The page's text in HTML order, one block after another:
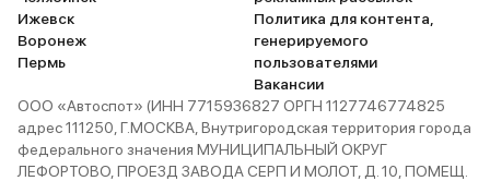
Ижевск
Воронеж
Пермь
Политика для контента,
генерируемого
пользователями
Вакансии
ООО «Автоспот» (ИНН 7715936827 ОРГН 1127746774825
адрес 111250, Г.МОСКВА, Внутригородская территория города
федерального значения МУНИЦИПАЛЬНЫЙ ОКРУГ
ЛЕФОРТОВО, ПРОЕЗД ЗАВОДА СЕРП И МОЛОТ, Д. 10, ПОМЕЩ.